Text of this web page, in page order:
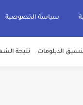
سياسة الخصوصية
الدبلومات نتيجة